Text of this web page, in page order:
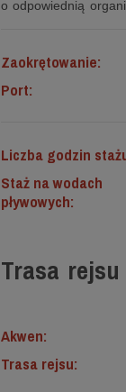
o odpowiednią
Zaokrętowanie:
Port:
Liczba godzin
Staż na wodach
pływowych:
Trasa rejsu
Akwen:
Trasa rejsu: